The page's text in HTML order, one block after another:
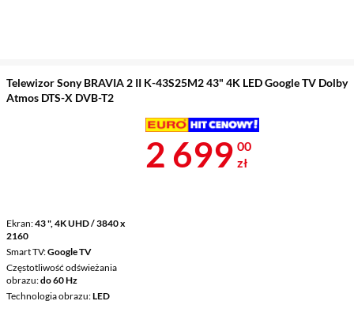
Telewizor Sony BRAVIA 2 II K-43S25M2 43" 4K LED Google TV Dolby
Atmos DTS-X DVB-T2
Ekran 43 ", 4K UHD / 3840 x
2160
Smart TV Google TV
Częstotliwość odświeżania
obrazu do 60 Hz
Technologia obrazu LED
Cena 2 699 zł
2 699 00
zł